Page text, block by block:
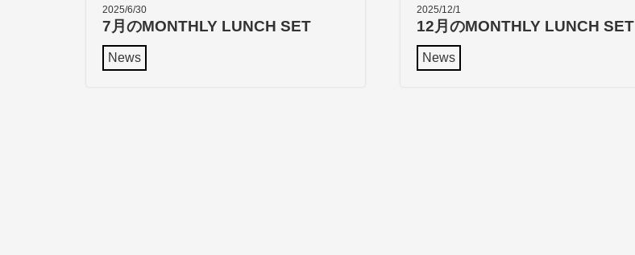
2025/6/30
7月のMONTHLY LUNCH SET
News
2025/12/1
12月のMONTHLY LUNCH SET
News